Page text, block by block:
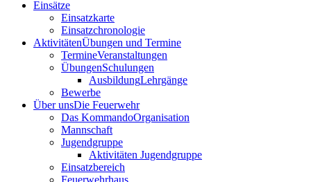
Einsätze
Einsatzkarte
Einsatzchronologie
AktivitätenÜbungen und Termine
TermineVeranstaltungen
ÜbungenSchulungen
AusbildungLehrgänge
Bewerbe
Über unsDie Feuerwehr
Das KommandoOrganisation
Mannschaft
Jugendgruppe
Aktivitäten Jugendgruppe
Einsatzbereich
Feuerwehrhaus